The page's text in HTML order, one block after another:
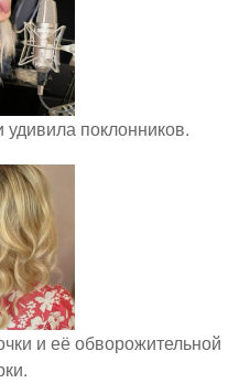
поклонников.
и её обворожительной